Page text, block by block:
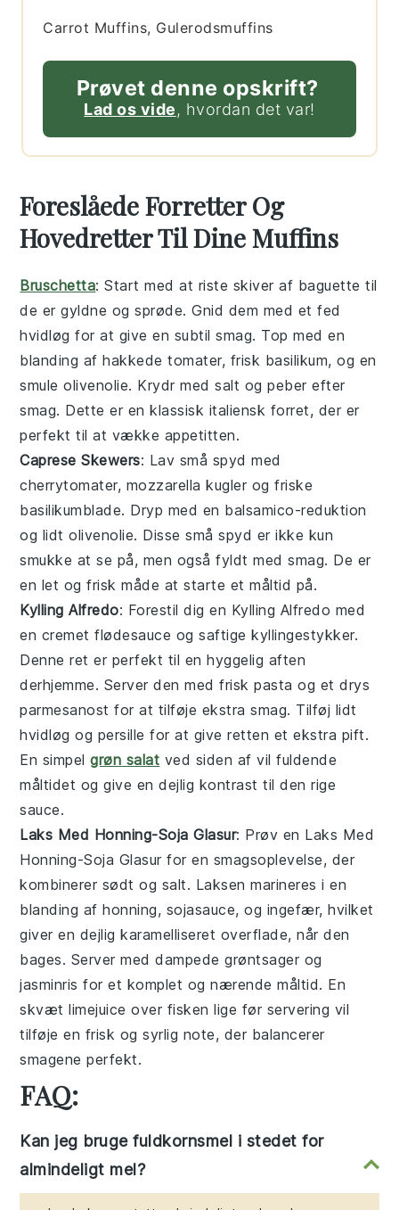
Carrot Muffins, Gulerodsmuffins
Prøvet denne opskrift?
Lad os vide, hvordan det var!
Foreslåede Forretter Og
Hovedretter Til Dine Muffins
Bruschetta: Start med at riste skiver af baguette til
de er gyldne og sprøde. Gnid dem med et fed
hvidløg for at give en subtil smag. Top med en
blanding af hakkedetomater, frisk basilikum, og en
smuleolivenolie. Krydr medsalt ogpeber efter
smag. Dette er en klassisk italiensk forret, der er
perfekt til at vække appetitten.
Caprese Skewers: Lav små spyd med
cherrytomater, mozzarella kugler og friske
basilikumblade. Dryp med en balsamico-reduktion
og lidtolivenolie. Disse små spyd er ikke kun
smukke at se på, men også fyldt med smag. De er
en let og frisk måde at starte et måltid på.
Kylling Alfredo: Forestil dig en Kylling Alfredo med
en cremetflødesauce og saftigekyllingestykker.
Denne ret er perfekt til en hyggelig aften
derhjemme. Server den med friskpasta og et drys
parmesanost for at tilføje ekstra smag. Tilføj lidt
hvidløg og persille for at give retten et ekstra pift.
En simpelgrøn salat ved siden af vil fuldende
måltidet og give en dejlig kontrast til den rige
sauce.
Laks Med Honning-Soja Glasur: Prøv en Laks Med
Honning-Soja Glasur for en smagsoplevelse, der
kombinerer sødt og salt. Laksen marineres i en
blanding afhonning, sojasauce, og ingefær, hvilket
giver en dejlig karamelliseret overflade, når den
bages. Server meddampede grøntsager og
jasminris for et komplet og nærende måltid. En
skvætlimejuice over fisken lige før servering vil
tilføje en frisk og syrlig note, der balancerer
smagene perfekt.
FAQ:
Kan jeg bruge fuldkornsmel i stedet for
almindeligt mel?